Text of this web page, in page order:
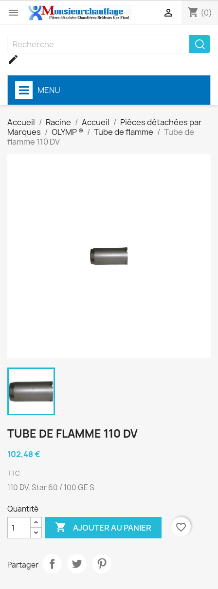
 shopping_cart (0)


MENU
Accueil Racine Accueil
Pièces détachées par
Marques
OLYMP ® Tube de flamme
Tube de
flamme 110 DV
TUBE DE FLAMME 110 DV
102,48 €
TTC
110 DV, Star 60 / 100 GE S
Quantité
 AJOUTER AU PANIER favorite_border
Partager